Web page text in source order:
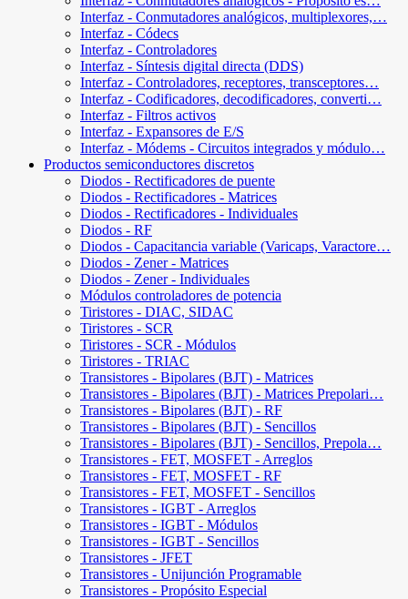
Interfaz - Conmutadores analógicos, multiplexores,…
Interfaz - Códecs
Interfaz - Controladores
Interfaz - Síntesis digital directa (DDS)
Interfaz - Controladores, receptores, transceptores…
Interfaz - Codificadores, decodificadores, converti…
Interfaz - Filtros activos
Interfaz - Expansores de E/S
Interfaz - Módems - Circuitos integrados y módulo…
Productos semiconductores discretos
Diodos - Rectificadores de puente
Diodos - Rectificadores - Matrices
Diodos - Rectificadores - Individuales
Diodos - RF
Diodos - Capacitancia variable (Varicaps, Varactore…
Diodos - Zener - Matrices
Diodos - Zener - Individuales
Módulos controladores de potencia
Tiristores - DIAC, SIDAC
Tiristores - SCR
Tiristores - SCR - Módulos
Tiristores - TRIAC
Transistores - Bipolares (BJT) - Matrices
Transistores - Bipolares (BJT) - Matrices Prepolari…
Transistores - Bipolares (BJT) - RF
Transistores - Bipolares (BJT) - Sencillos
Transistores - Bipolares (BJT) - Sencillos, Prepola…
Transistores - FET, MOSFET - Arreglos
Transistores - FET, MOSFET - RF
Transistores - FET, MOSFET - Sencillos
Transistores - IGBT - Arreglos
Transistores - IGBT - Módulos
Transistores - IGBT - Sencillos
Transistores - JFET
Transistores - Unijunción Programable
Transistores - Propósito Especial